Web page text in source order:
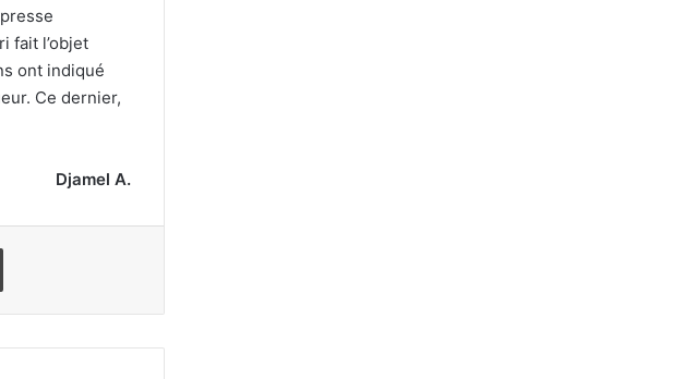
fait l’objet
ont indiqué
Ce dernier,
Djamel A.
Imprimer